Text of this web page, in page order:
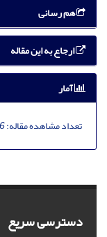
هم رسانی
ارجاع به این مقاله
آمار
تعداد مشاهده مقاله:
دسترسی سریع